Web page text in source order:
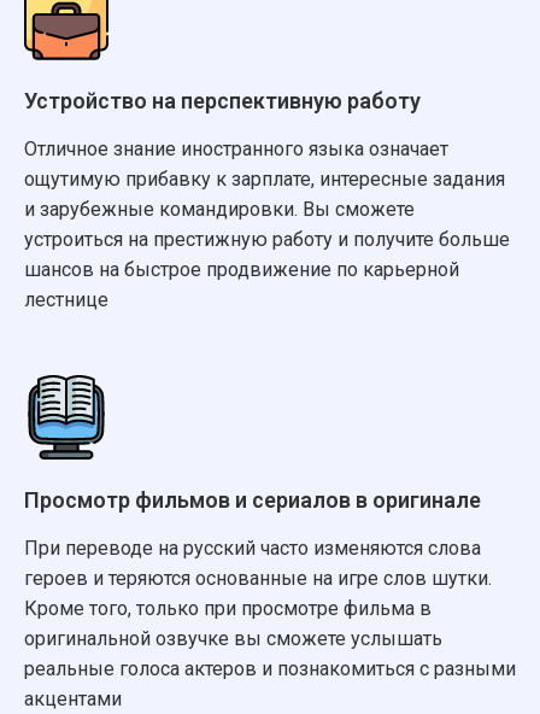
Устройство на перспективную работу
Отличное знание иностранного языка означает
ощутимую прибавку к зарплате, интересные задания
и зарубежные командировки. Вы сможете
устроиться на престижную работу и получите больше
шансов на быстрое продвижение по карьерной
лестнице
Просмотр фильмов и сериалов в оригинале
При переводе на русский часто изменяются слова
героев и теряются основанные на игре слов шутки.
Кроме того, только при просмотре фильма в
оригинальной озвучке вы сможете услышать
реальные голоса актеров и познакомиться с разными
акцентами